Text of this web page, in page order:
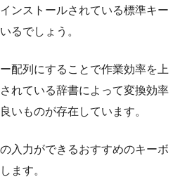
ンストールされている標準キー
るでしょう。
配列にすることで作業効率を上
れている辞書によって変換効率
いものが存在しています。
入力ができるおすすめのキーボ
ます。